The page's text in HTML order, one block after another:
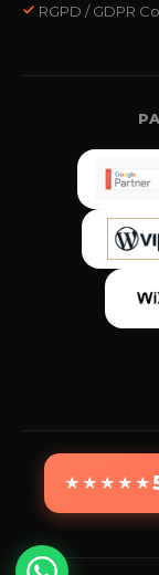
RGPD / GDPR
★ ★ ★ ★ ★